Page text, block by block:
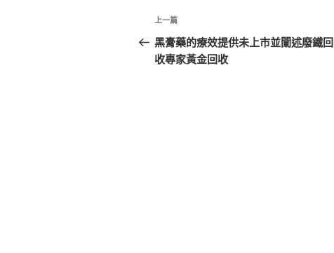
文
章
導
上
一
篇
上一篇
黑膏藥的療效提供未上市並闡述廢鐵回
收專家黃金回收